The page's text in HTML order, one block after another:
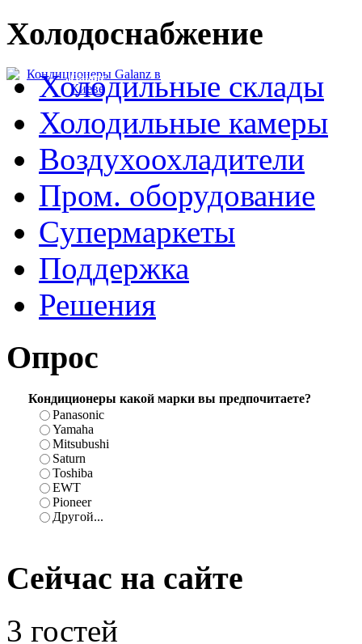
Galanz
Холодоснабжение
Холодильные склады
Холодильные камеры
Воздухоохладители
Пром. оборудование
Cупермаркеты
Поддержка
Решения
Опрос
Кондиционеры какой марки вы предпочитаете?
Panasonic
Yamaha
Mitsubushi
Saturn
Toshiba
EWT
Pioneer
Другой...
Сейчас на сайте
3 гостей